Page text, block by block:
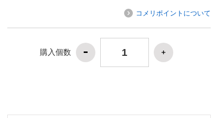
コメリポイントについて
購入個数